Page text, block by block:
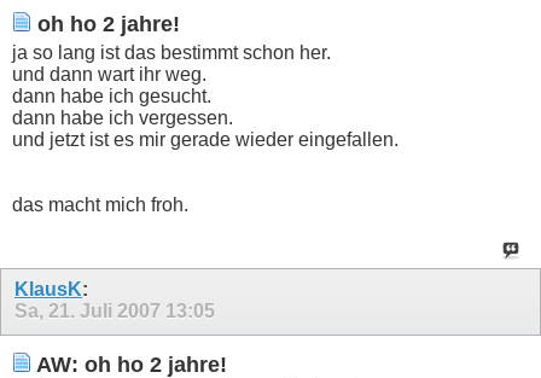
oh ho 2 jahre!
ja so lang ist das bestimmt schon her.
und dann wart ihr weg.
dann habe ich gesucht.
dann habe ich vergessen.
und jetzt ist es mir gerade wieder eingefallen.
das macht mich froh.
KlausK:
Sa, 21. Juli 2007 13:05
AW: oh ho 2 jahre!